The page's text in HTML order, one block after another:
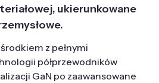
ukierunkowane
z pełnymi
półprzewodników
GaN po zaawansowane